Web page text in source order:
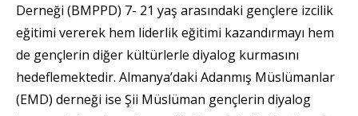
Derneği (BMPPD) 7- 21 yaş arasındaki gençlere izcilik
eğitimi vererek hem liderlik eğitimi kazandırmayı hem
de gençlerin diğer kültürlerle diyalog kurmasını
hedeflemektedir. Almanya’daki Adanmış Müslümanlar
(EMD) derneği ise Şii Müslüman gençlerin diyalog